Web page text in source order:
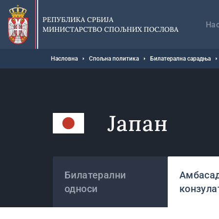
Прескочи
главни
део
садржаја
РЕПУБЛИКА СРБИЈА
МИНИСТАРСТВО СПОЉНИХ ПОСЛОВА
Мрвице
Насловна Спољна политика Билатерална сарадња
Јапан
Билатерални
односи